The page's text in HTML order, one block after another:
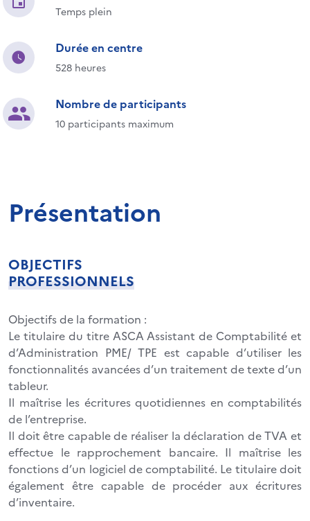
Temps plein
Durée en centre
528 heures
Nombre de participants
10 participants maximum
Présentation
OBJECTIFS
PROFESSIONNELS
Objectifs de la formation :
Le titulaire du titre ASCA Assistant de Comptabilité et
d’Administration PME/ TPE est capable d’utiliser les
fonctionnalités avancées d’un traitement de texte d’un
tableur.
Il maîtrise les écritures quotidiennes en comptabilités
de l’entreprise.
Il doit être capable de réaliser la déclaration de TVA et
effectue le rapprochement bancaire. Il maîtrise les
fonctions d’un logiciel de comptabilité. Le titulaire doit
également être capable de procéder aux écritures
d’inventaire.